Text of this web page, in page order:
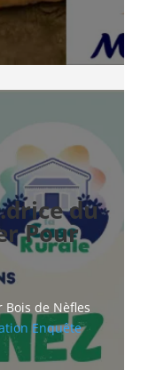
du
Pour
de Nèfles
Enquête